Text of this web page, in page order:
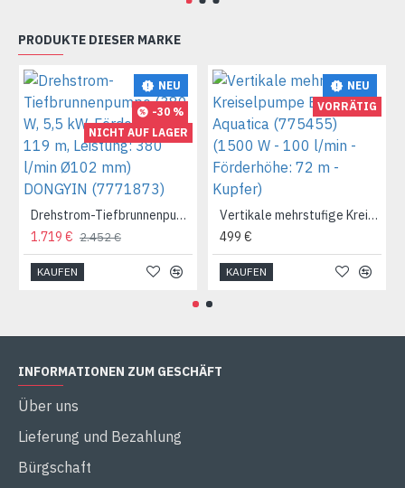
PRODUKTE DIESER MARKE
NEU
-30 %
NICHT AUF LAGER
Drehstrom-Tiefbrunnenpumpe (380 W, 5,5 kW, Förderhöhe: 119 m, Leistung: 380 l/min Ø102 mm) DONGYIN (7771873)
1.719 € 2.452 €
KAUFEN
NEU
VORRÄTIG
Vertikale mehrstufige Kreiselpumpe EVPm4-6 Aquatica (775455) (1500 W - 100 l/min - Förderhöhe: 72 m - Kupfer)
499 €
KAUFEN
INFORMATIONEN ZUM GESCHÄFT
Über uns
Lieferung und Bezahlung
Bürgschaft